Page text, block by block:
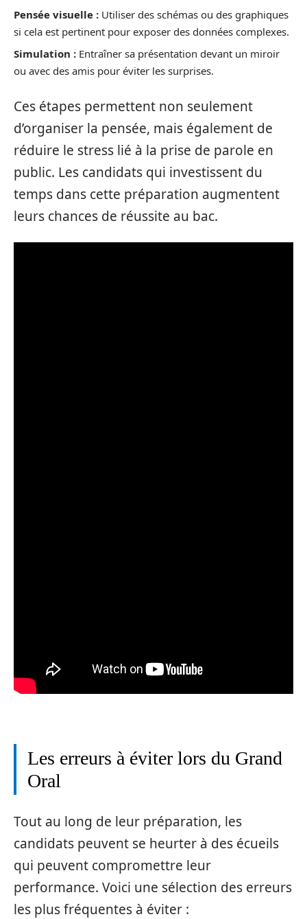
Pensée visuelle : Utiliser des schémas ou des graphiques
si cela est pertinent pour exposer des données complexes.
Simulation : Entraîner sa présentation devant un miroir
ou avec des amis pour éviter les surprises.
Ces étapes permettent non seulement
d’organiser la pensée, mais également de
réduire le stress lié à la prise de parole en
public. Les candidats qui investissent du
temps dans cette préparation augmentent
leurs chances de réussite au bac.
Les erreurs à éviter lors du Grand
Oral
Tout au long de leur préparation, les
candidats peuvent se heurter à des écueils
qui peuvent compromettre leur
performance. Voici une sélection des erreurs
les plus fréquentes à éviter :